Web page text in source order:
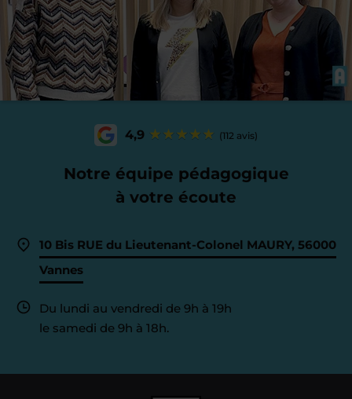
4,9 (112 avis)
Notre équipe pédagogique
à votre écoute
10 Bis RUE du Lieutenant-Colonel MAURY, 56000
Vannes
Du lundi au vendredi de 9h à 19h
le samedi de 9h à 18h.